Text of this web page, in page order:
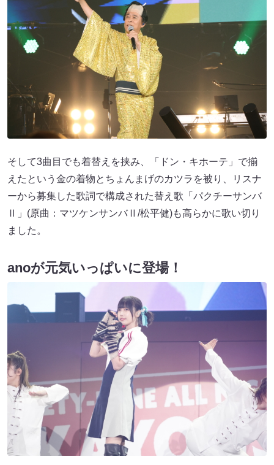
そして3曲目でも着替えを挟み、「ドン・キホーテ」で揃
えたという金の着物とちょんまげのカツラを被り、リスナ
ーから募集した歌詞で構成された替え歌「パクチーサンバ
Ⅱ」(原曲：マツケンサンバⅡ/松平健)も高らかに歌い切り
ました。
anoが元気いっぱいに登場！